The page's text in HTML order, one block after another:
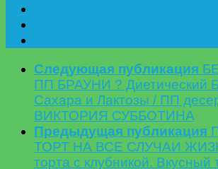
Следующая публикация
ПП БРАУНИ ? Диетический
Сахара и Лактозы / ПП
ВИКТОРИЯ СУББОТИНА
Предыдущая публикация
ТОРТ НА ВСЕ СЛУЧАИ
торта с клубникой. Вкусный